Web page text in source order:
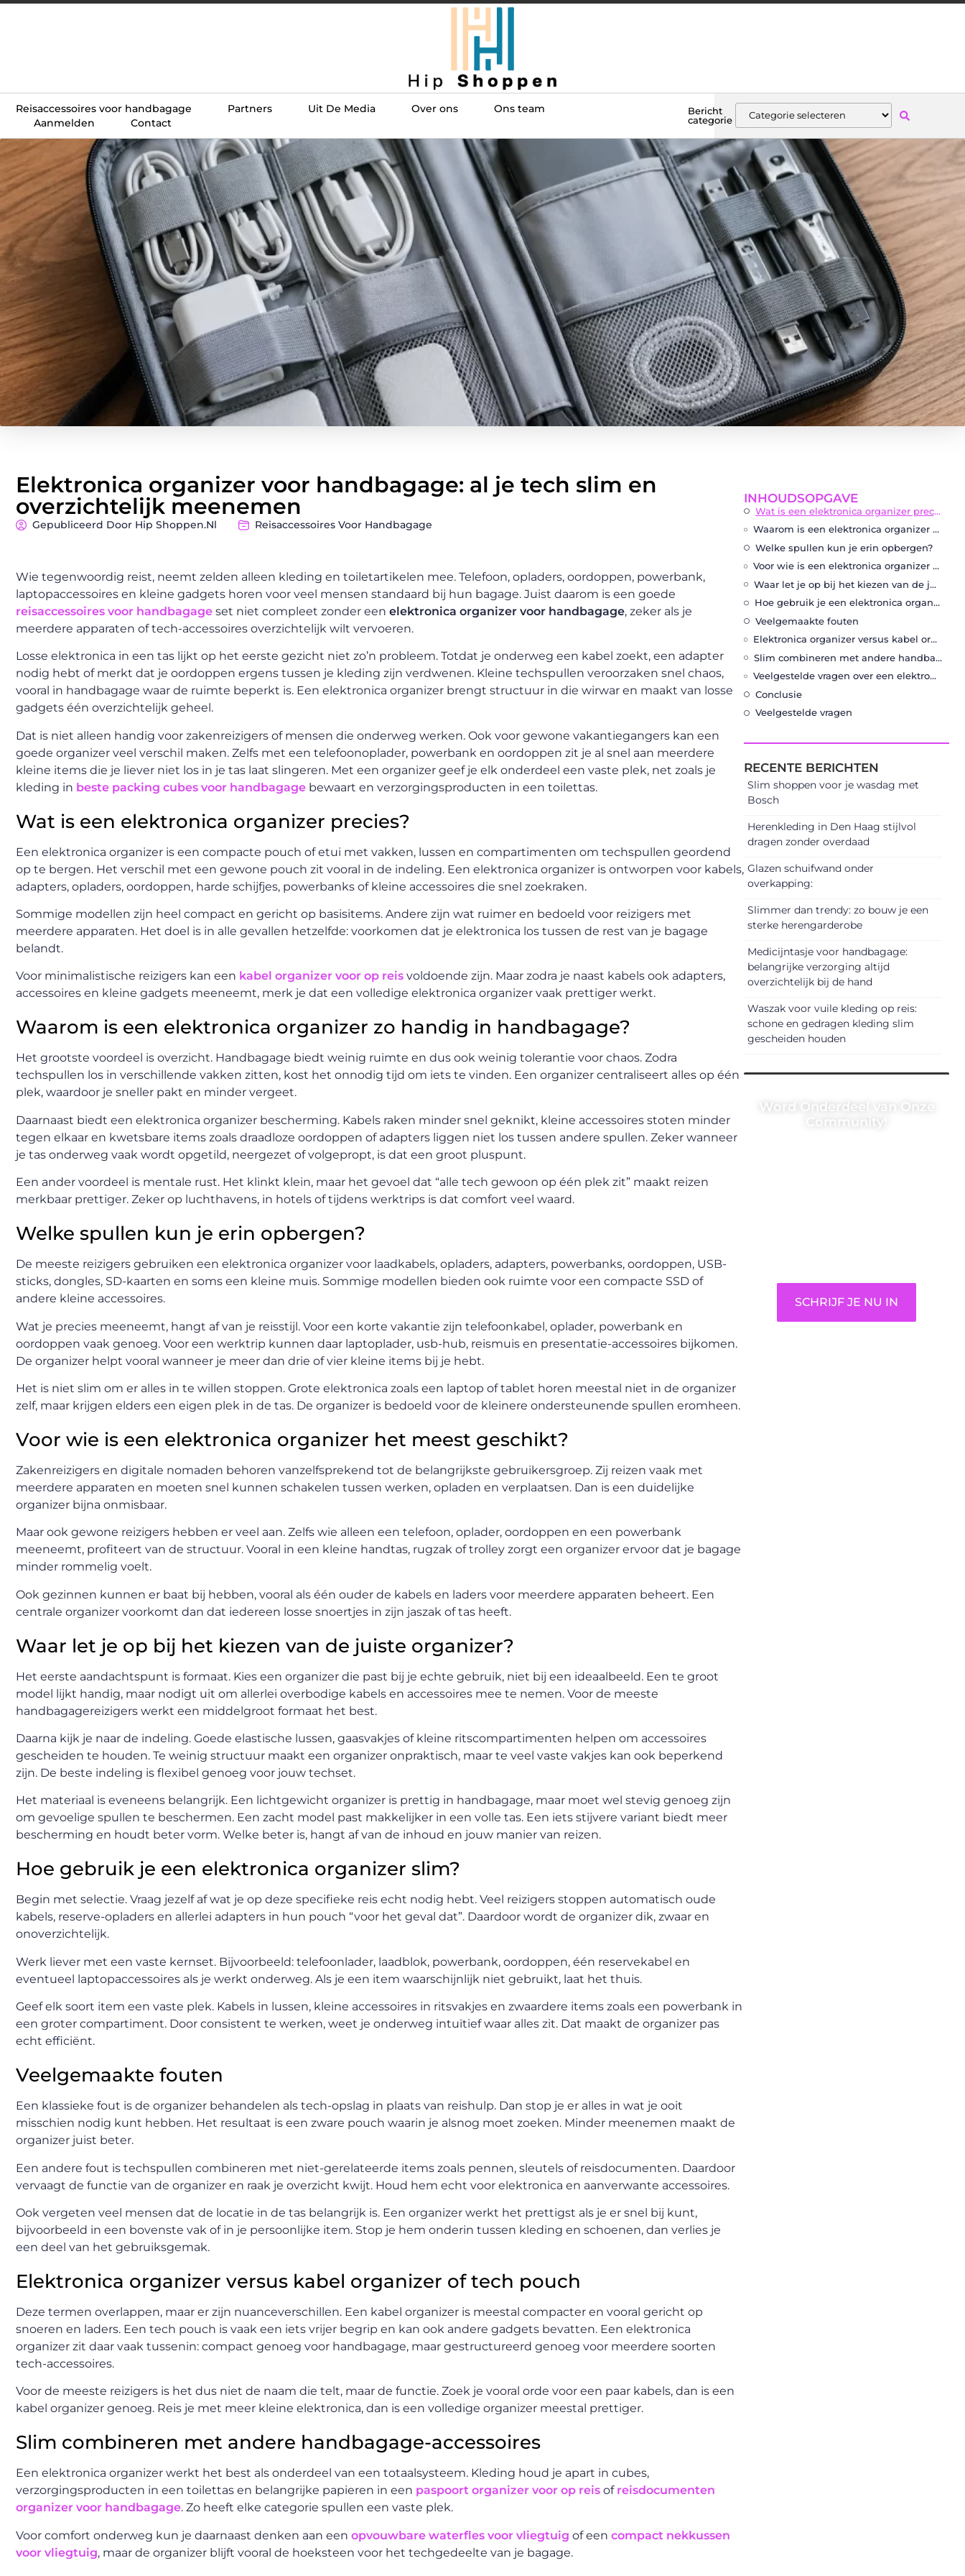
Reisaccessoires voor handbagage Partners Uit De Media Over ons
Ons team
Aanmelden
Contact
Bericht
categorie
Elektronica organizer voor handbagage: al je tech slim en
overzichtelijk meenemen
Gepubliceerd Door Hip Shoppen.nl Reisaccessoires Voor Handbagage
Wie tegenwoordig reist, neemt zelden alleen kleding en toiletartikelen mee. Telefoon, opladers, oordoppen, powerbank,
laptopaccessoires en kleine gadgets horen voor veel mensen standaard bij hun bagage. Juist daarom is een goede
reisaccessoires voor handbagage set niet compleet zonder een elektronica organizer voor handbagage, zeker als je
meerdere apparaten of tech-accessoires overzichtelijk wilt vervoeren.
Losse elektronica in een tas lijkt op het eerste gezicht niet zo’n probleem. Totdat je onderweg een kabel zoekt, een adapter
nodig hebt of merkt dat je oordoppen ergens tussen je kleding zijn verdwenen. Kleine techspullen veroorzaken snel chaos,
vooral in handbagage waar de ruimte beperkt is. Een elektronica organizer brengt structuur in die wirwar en maakt van losse
gadgets één overzichtelijk geheel.
Dat is niet alleen handig voor zakenreizigers of mensen die onderweg werken. Ook voor gewone vakantiegangers kan een
goede organizer veel verschil maken. Zelfs met een telefoonoplader, powerbank en oordoppen zit je al snel aan meerdere
kleine items die je liever niet los in je tas laat slingeren. Met een organizer geef je elk onderdeel een vaste plek, net zoals je
kleding in beste packing cubes voor handbagage bewaart en verzorgingsproducten in een toilettas.
Wat is een elektronica organizer precies?
Een elektronica organizer is een compacte pouch of etui met vakken, lussen en compartimenten om techspullen geordend
op te bergen. Het verschil met een gewone pouch zit vooral in de indeling. Een elektronica organizer is ontworpen voor kabels,
adapters, opladers, oordoppen, harde schijfjes, powerbanks of kleine accessoires die snel zoekraken.
Sommige modellen zijn heel compact en gericht op basisitems. Andere zijn wat ruimer en bedoeld voor reizigers met
meerdere apparaten. Het doel is in alle gevallen hetzelfde: voorkomen dat je elektronica los tussen de rest van je bagage
belandt.
Voor minimalistische reizigers kan een kabel organizer voor op reis voldoende zijn. Maar zodra je naast kabels ook adapters,
accessoires en kleine gadgets meeneemt, merk je dat een volledige elektronica organizer vaak prettiger werkt.
Waarom is een elektronica organizer zo handig in handbagage?
Het grootste voordeel is overzicht. Handbagage biedt weinig ruimte en dus ook weinig tolerantie voor chaos. Zodra
techspullen los in verschillende vakken zitten, kost het onnodig tijd om iets te vinden. Een organizer centraliseert alles op één
plek, waardoor je sneller pakt en minder vergeet.
Daarnaast biedt een elektronica organizer bescherming. Kabels raken minder snel geknikt, kleine accessoires stoten minder
tegen elkaar en kwetsbare items zoals draadloze oordoppen of adapters liggen niet los tussen andere spullen. Zeker wanneer
je tas onderweg vaak wordt opgetild, neergezet of volgepropt, is dat een groot pluspunt.
Een ander voordeel is mentale rust. Het klinkt klein, maar het gevoel dat “alle tech gewoon op één plek zit” maakt reizen
merkbaar prettiger. Zeker op luchthavens, in hotels of tijdens werktrips is dat comfort veel waard.
Welke spullen kun je erin opbergen?
De meeste reizigers gebruiken een elektronica organizer voor laadkabels, opladers, adapters, powerbanks, oordoppen, USB-
sticks, dongles, SD-kaarten en soms een kleine muis. Sommige modellen bieden ook ruimte voor een compacte SSD of
andere kleine accessoires.
Wat je precies meeneemt, hangt af van je reisstijl. Voor een korte vakantie zijn telefoonkabel, oplader, powerbank en
oordoppen vaak genoeg. Voor een werktrip kunnen daar laptoplader, usb-hub, reismuis en presentatie-accessoires bijkomen.
De organizer helpt vooral wanneer je meer dan drie of vier kleine items bij je hebt.
Het is niet slim om er alles in te willen stoppen. Grote elektronica zoals een laptop of tablet horen meestal niet in de organizer
zelf, maar krijgen elders een eigen plek in de tas. De organizer is bedoeld voor de kleinere ondersteunende spullen eromheen.
Voor wie is een elektronica organizer het meest geschikt?
Zakenreizigers en digitale nomaden behoren vanzelfsprekend tot de belangrijkste gebruikersgroep. Zij reizen vaak met
meerdere apparaten en moeten snel kunnen schakelen tussen werken, opladen en verplaatsen. Dan is een duidelijke
organizer bijna onmisbaar.
Maar ook gewone reizigers hebben er veel aan. Zelfs wie alleen een telefoon, oplader, oordoppen en een powerbank
meeneemt, profiteert van de structuur. Vooral in een kleine handtas, rugzak of trolley zorgt een organizer ervoor dat je bagage
minder rommelig voelt.
Ook gezinnen kunnen er baat bij hebben, vooral als één ouder de kabels en laders voor meerdere apparaten beheert. Een
centrale organizer voorkomt dan dat iedereen losse snoertjes in zijn jaszak of tas heeft.
Waar let je op bij het kiezen van de juiste organizer?
Het eerste aandachtspunt is formaat. Kies een organizer die past bij je echte gebruik, niet bij een ideaalbeeld. Een te groot
model lijkt handig, maar nodigt uit om allerlei overbodige kabels en accessoires mee te nemen. Voor de meeste
handbagagereizigers werkt een middelgroot formaat het best.
Daarna kijk je naar de indeling. Goede elastische lussen, gaasvakjes of kleine ritscompartimenten helpen om accessoires
gescheiden te houden. Te weinig structuur maakt een organizer onpraktisch, maar te veel vaste vakjes kan ook beperkend
zijn. De beste indeling is flexibel genoeg voor jouw techset.
Het materiaal is eveneens belangrijk. Een lichtgewicht organizer is prettig in handbagage, maar moet wel stevig genoeg zijn
om gevoelige spullen te beschermen. Een zacht model past makkelijker in een volle tas. Een iets stijvere variant biedt meer
bescherming en houdt beter vorm. Welke beter is, hangt af van de inhoud en jouw manier van reizen.
Hoe gebruik je een elektronica organizer slim?
Begin met selectie. Vraag jezelf af wat je op deze specifieke reis echt nodig hebt. Veel reizigers stoppen automatisch oude
kabels, reserve-opladers en allerlei adapters in hun pouch “voor het geval dat”. Daardoor wordt de organizer dik, zwaar en
onoverzichtelijk.
Werk liever met een vaste kernset. Bijvoorbeeld: telefoonlader, laadblok, powerbank, oordoppen, één reservekabel en
eventueel laptopaccessoires als je werkt onderweg. Als je een item waarschijnlijk niet gebruikt, laat het thuis.
Geef elk soort item een vaste plek. Kabels in lussen, kleine accessoires in ritsvakjes en zwaardere items zoals een powerbank in
een groter compartiment. Door consistent te werken, weet je onderweg intuïtief waar alles zit. Dat maakt de organizer pas
echt efficiënt.
Veelgemaakte fouten
Een klassieke fout is de organizer behandelen als tech-opslag in plaats van reishulp. Dan stop je er alles in wat je ooit
misschien nodig kunt hebben. Het resultaat is een zware pouch waarin je alsnog moet zoeken. Minder meenemen maakt de
organizer juist beter.
Een andere fout is techspullen combineren met niet-gerelateerde items zoals pennen, sleutels of reisdocumenten. Daardoor
vervaagt de functie van de organizer en raak je overzicht kwijt. Houd hem echt voor elektronica en aanverwante accessoires.
Ook vergeten veel mensen dat de locatie in de tas belangrijk is. Een organizer werkt het prettigst als je er snel bij kunt,
bijvoorbeeld in een bovenste vak of in je persoonlijke item. Stop je hem onderin tussen kleding en schoenen, dan verlies je
een deel van het gebruiksgemak.
Elektronica organizer versus kabel organizer of tech pouch
Deze termen overlappen, maar er zijn nuanceverschillen. Een kabel organizer is meestal compacter en vooral gericht op
snoeren en laders. Een tech pouch is vaak een iets vrijer begrip en kan ook andere gadgets bevatten. Een elektronica
organizer zit daar vaak tussenin: compact genoeg voor handbagage, maar gestructureerd genoeg voor meerdere soorten
tech-accessoires.
Voor de meeste reizigers is het dus niet de naam die telt, maar de functie. Zoek je vooral orde voor een paar kabels, dan is een
kabel organizer genoeg. Reis je met meer kleine elektronica, dan is een volledige organizer meestal prettiger.
Slim combineren met andere handbagage-accessoires
Een elektronica organizer werkt het best als onderdeel van een totaal­systeem. Kleding houd je apart in cubes,
verzorgingsproducten in een toilettas en belangrijke papieren in een paspoort organizer voor op reis of reisdocumenten
organizer voor handbagage. Zo heeft elke categorie spullen een vaste plek.
Voor comfort onderweg kun je daarnaast denken aan een opvouwbare waterfles voor vliegtuig of een compact nekkussen
voor vliegtuig, maar de organizer blijft vooral de hoeksteen voor het techgedeelte van je bagage.
INHOUDSOPGAVE
Wat is een elektronica organizer precies?
Waarom is een elektronica organizer zo handig in handbagage?
Welke spullen kun je erin opbergen?
Voor wie is een elektronica organizer het meest geschikt?
Waar let je op bij het kiezen van de juiste organizer?
Hoe gebruik je een elektronica organizer slim?
Veelgemaakte fouten
Elektronica organizer versus kabel organizer of tech pouch
Slim combineren met andere handbagage-accessoires
Veelgestelde vragen over een elektronica organizer voor handbagage
Conclusie
Veelgestelde vragen
RECENTE BERICHTEN
Slim shoppen voor je wasdag met
Bosch
Herenkleding in Den Haag stijlvol
dragen zonder overdaad
Glazen schuifwand onder
overkapping:
Slimmer dan trendy: zo bouw je een
sterke herengarderobe
Medicijntasje voor handbagage:
belangrijke verzorging altijd
overzichtelijk bij de hand
Waszak voor vuile kleding op reis:
schone en gedragen kleding slim
gescheiden houden
Word Onderdeel van Onze
Community!
SCHRIJF JE NU IN